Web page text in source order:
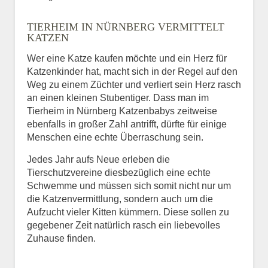
BILD HOCHLADEN
Vermisst seit
Ort des Verschwindens
TIERHEIM IN NÜRNBERG VERMITTELT
KATZEN
Wer eine Katze kaufen möchte und ein Herz für
Katzenkinder hat, macht sich in der Regel auf den
Weg zu einem Züchter und verliert sein Herz rasch
an einen kleinen Stubentiger. Dass man im
Tierheim in Nürnberg Katzenbabys zeitweise
ebenfalls in großer Zahl antrifft, dürfte für einige
Menschen eine echte Überraschung sein.
Jedes Jahr aufs Neue erleben die
Tierschutzvereine diesbezüglich eine echte
Schwemme und müssen sich somit nicht nur um
die Katzenvermittlung, sondern auch um die
Aufzucht vieler Kitten kümmern. Diese sollen zu
gegebener Zeit natürlich rasch ein liebevolles
Zuhause finden.